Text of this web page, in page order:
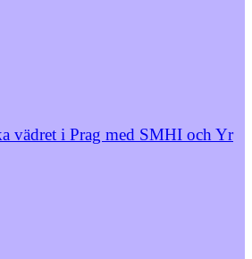
vädret i Prag med SMHI och Yr